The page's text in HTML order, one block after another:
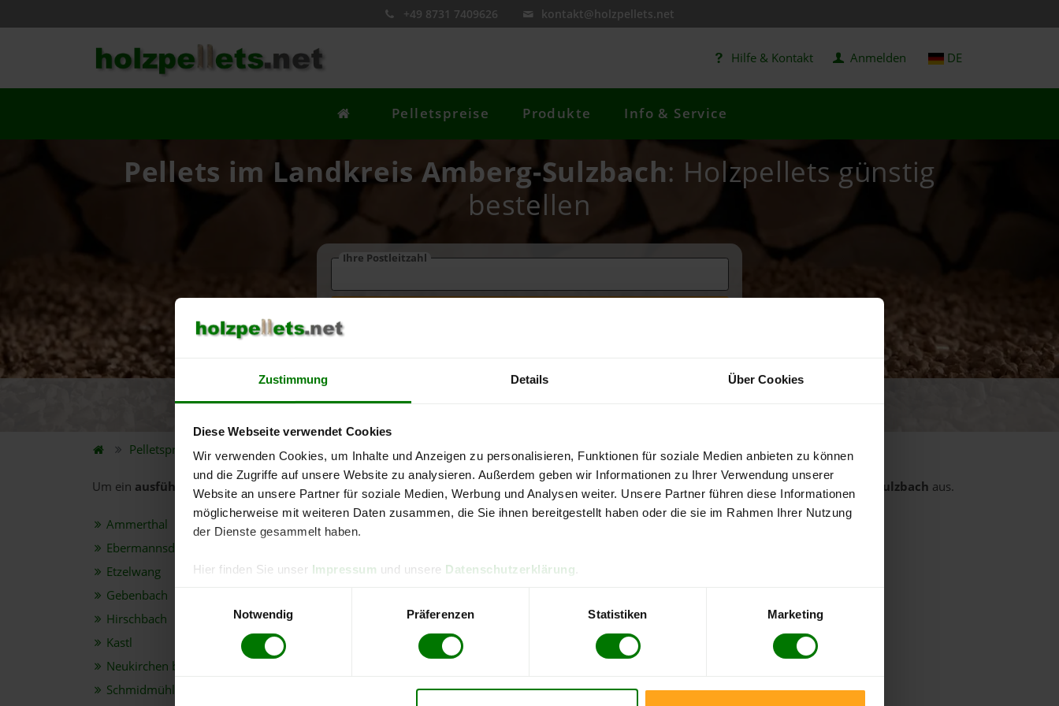
Zustimmung Details Über Cookies
Diese Webseite verwendet Cookies
Wir verwenden Cookies, um Inhalte und Anzeigen zu personalisieren, Funktionen für soziale Medien anbieten zu können
und die Zugriffe auf unsere Website zu analysieren. Außerdem geben wir Informationen zu Ihrer Verwendung unserer
Website an unsere Partner für soziale Medien, Werbung und Analysen weiter. Unsere Partner führen diese Informationen
möglicherweise mit weiteren Daten zusammen, die Sie ihnen bereitgestellt haben oder die sie im Rahmen Ihrer Nutzung
der Dienste gesammelt haben.
Hier finden Sie unser Impressum und unsere Datenschutzerklärung
Notwendig
Präferenzen Statistiken Marketing
+49 8731 7409626 kontakt@holzpellets.net
Hilfe & Kontakt Anmelden DE
Pelletspreise Produkte Info & Service
Pellets im Landkreis Amberg-Sulzbach: Holzpellets günstig
bestellen
Ihre Postleitzahl
Pelletspreise Bundesland Bayern Landkreis Amberg-Sulzbach
Um ein ausführliches Preisangebot und nähere Pellets-Informationen zu erhalten, wählen Sie bitte Ihren Ortaus dem LandkreisAmberg-Sulzbach aus.
Ammerthal
Ebermannsdorf
Etzelwang
Freihung
Gebenbach
Hirschbach
Hohenburg
Kastl
Königstein
Kümmersbruck
Neukirchen bei Sulzbach-Rosenberg
Schmidmühlen
Schnaittenbach
Sulzbach-Rosenberg